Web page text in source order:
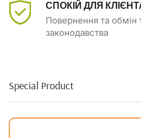
СПОКІЙ ДЛЯ
Повернення та обмін
законодавства
Special Product